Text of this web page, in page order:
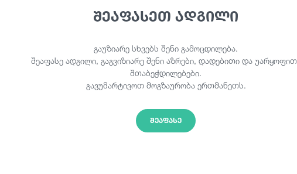
შეაფასეთ ადგილი
გაუზიარე სხვებს შენი გამოცდილება.
შეაფასე ადგილი, გაგვიზიარე შენი აზრები, დადებითი და
შთაბეჭდილებები.
გავუმარტივოთ მოგზაურობა ერთმანეთს.
ᲨᲔᲐᲤᲐᲡᲔ